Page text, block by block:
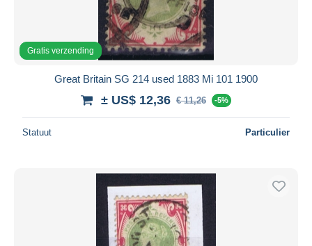
Gratis verzending
Great Britain SG 214 used 1883 Mi 101 1900
± US$ 12,36 € 11,26 -5%
Statuut Particulier